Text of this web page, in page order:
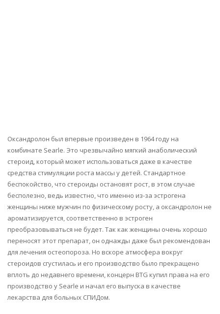
Оксандролон был впервые произведен в 1964 году на
комбинате Searle. Это чрезвычайно мягкий анаболический
стероид, который может использоваться даже в качестве
средства стимуляции роста массы у детей. Стандартное
беспокойство, что стероиды остановят рост, в этом случае
бесполезно, ведь известно, что именно из-за эстрогена
женщины ниже мужчин по физическому росту, а оксандролон не
ароматизируется, соответственно в эстроген
преобразовываться не будет. Так как женщины очень хорошо
переносят этот препарат, он однажды даже был рекомендован
для лечения остеопороза. Но вскоре атмосфера вокруг
стероидов сгустилась и его производство было прекращено
вплоть до недавнего времени, концерн BTG купил права на его
производство у Searle и начал его выпуска в качестве
лекарства для больных СПИДом.